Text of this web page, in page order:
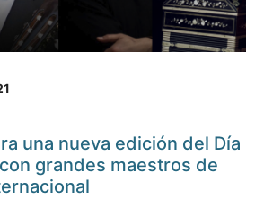
una nueva edición del Día
grandes maestros de